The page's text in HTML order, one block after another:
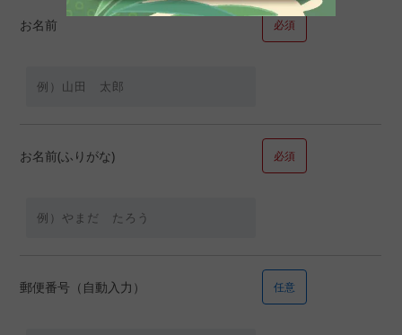
お名前 必須
お名前(ふりがな) 必須
郵便番号（自動入力） 任意
建替
注文・請負新築の場合お選びください
い